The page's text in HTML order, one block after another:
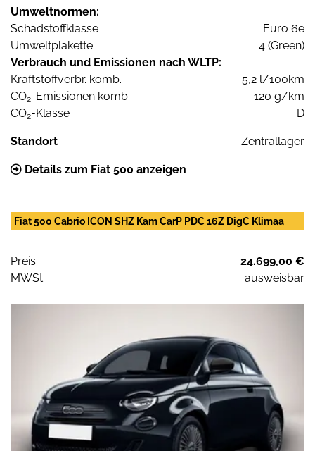
Umweltnormen:
Schadstoffklasse
Euro 6e
Umweltplakette
4 (Green)
Verbrauch und Emissionen nach WLTP:
Kraftstoffverbr. komb.
5,2 l/100km
CO2-Emissionen komb.
120 g/km
CO2-Klasse D
Standort Zentrallager
Details zum Fiat 500 anzeigen
Fiat 500 Cabrio ICON SHZ Kam CarP PDC 16Z DigC Klimaa
Preis:
24.699,00 €
MWSt:
ausweisbar